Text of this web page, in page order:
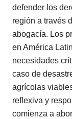
defender los
región a través
abogacía. Los
en América
necesidades
caso de
agrícolas
reflexiva y
comienza a